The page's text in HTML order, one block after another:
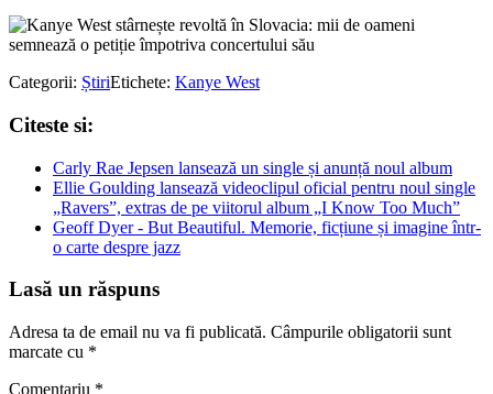
Categorii: ȘtiriEtichete: Kanye West
Citeste si:
Carly Rae Jepsen lansează un single și anunță noul album
Ellie Goulding lansează videoclipul oficial pentru noul single
„Ravers”, extras de pe viitorul album „I Know Too Much”
Geoff Dyer - But Beautiful. Memorie, ficțiune și imagine într-
o carte despre jazz
Lasă un răspuns
Adresa ta de email nu va fi publicată. Câmpurile obligatorii sunt
marcate cu *
Comentariu *